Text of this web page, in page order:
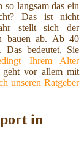
so langsam das ein
Das ist nicht
stellt sich der
bauen ab. Ab 40
Das bedeutet, Sie
Ihrem Alter
vor allem mit
unseren Ratgeber
in